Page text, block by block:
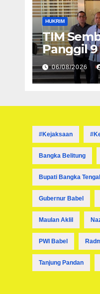
HUKRIM
TIM
Panggil 9
Pihak
Bukti dan
Dugaan
06/08/2026
#kejaksaan
Bangka Belitung
Bupati Bangka
Gubernur Babel
Maulan Aklil
PWI Babel
Tanjung Pandan